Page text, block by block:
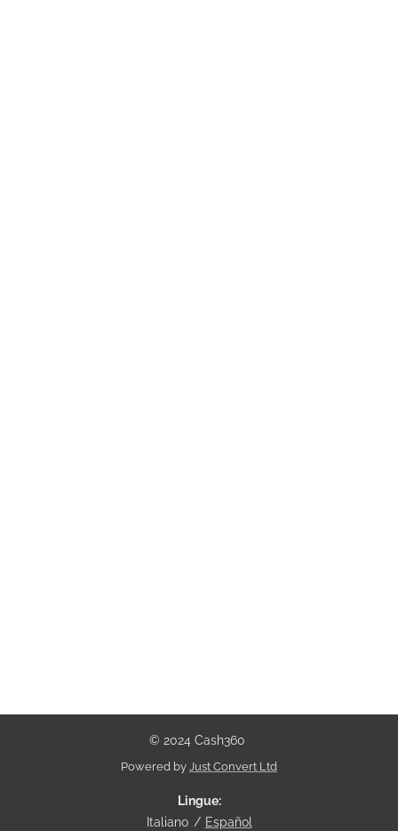
© 2024 Cash360
Powered by Just Convert Ltd
Lingue
Italiano
Español